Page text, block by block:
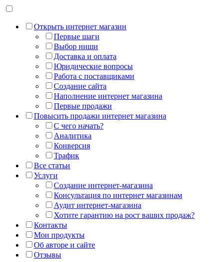
Открыть интернет магазин
Первые шаги
Выбор ниши
Доставка и оплата
Юридические вопросы
Работа с поставщиками
Создание сайта
Наполнение интернет магазина
Первые продажи
Повысить продажи интернет магазина
С чего начать?
Аналитика
Конверсия
Трафик
Все статьи
Услуги
Создание интернет-магазина
Консультация по интернет магазинам
Аудит интернет-магазина
Хотите гарантию на рост ваших продаж?
Контакты
Мои продукты
Об авторе и сайте
Отзывы